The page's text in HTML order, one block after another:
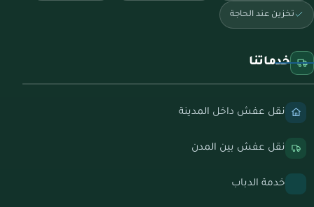
تخزين عند الحاجة
خدماتنا
نقل عفش داخل المدينة
نقل عفش بين المدن
خدمة الدباب